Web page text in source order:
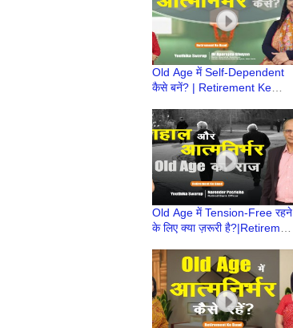
Old Age में Self-Dependent
कैसे बनें? | Retirement Ke
की तैयारी
Old Age में Tension-Free रहने
के लिए क्या ज़रूरी है?|Retirement
Age की तैयारी